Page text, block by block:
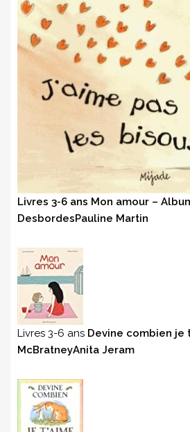
Livres 3-6 ans Mon amour –
DesbordesPauline Martin
Livres 3-6 ans Devine combien je
McBratneyAnita Jeram